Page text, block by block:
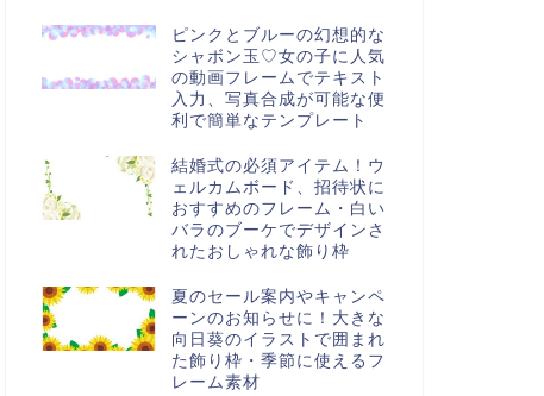
ピンクとブルーの幻想的な
シャボン玉♡女の子に人気
の動画フレームでテキスト
入力、写真合成が可能な便
利で簡単なテンプレート
結婚式の必須アイテム！ウ
ェルカムボード、招待状に
おすすめのフレーム・白い
バラのブーケでデザインさ
れたおしゃれな飾り枠
夏のセール案内やキャンペ
ーンのお知らせに！大きな
向日葵のイラストで囲まれ
た飾り枠・季節に使えるフ
レーム素材